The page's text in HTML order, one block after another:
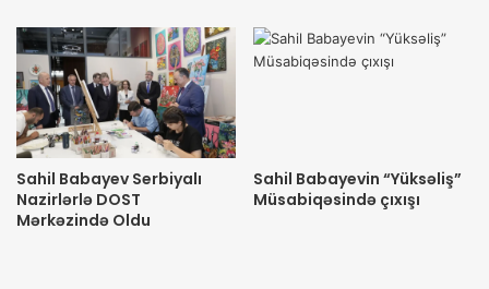
Sahil Babayev Serbiyalı
Nazirlərlə DOST
Mərkəzində Oldu
Sahil Babayevin “Yüksəliş”
Müsabiqəsində çıxışı